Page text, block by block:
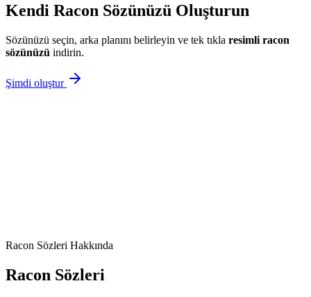
Kendi Racon Sözünüzü Oluşturun
Sözünüzü seçin, arka planını belirleyin ve tek tıkla resimli racon
sözünüzü indirin.
Şimdi oluştur
Racon Sözleri Hakkında
Racon Sözleri